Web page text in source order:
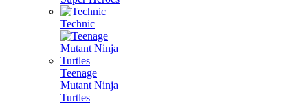
Technic
Teenage
Mutant Ninja
Turtles